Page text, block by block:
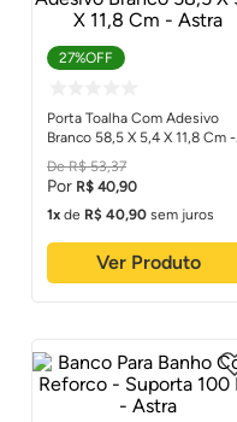
27%OFF
Porta Toalha Com Adesivo
Branco 58,5 X 5,4 X 11,8 Cm -
R$ 53,37
R$ 40,90
1
de R$ 40,90 sem juros
Ver Produto